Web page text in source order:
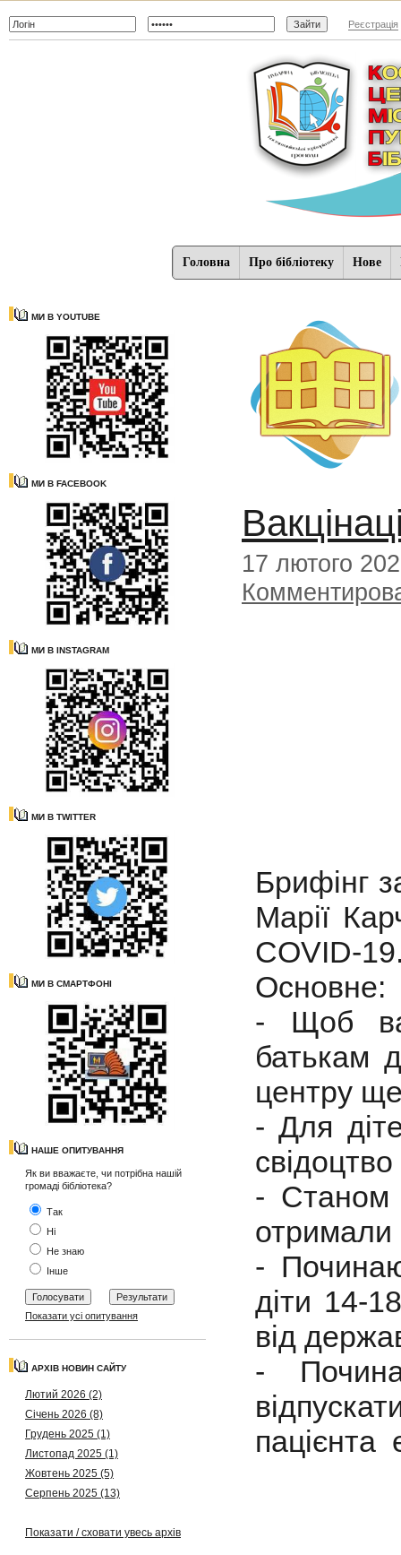
Реєстрація
Головна Про бібліотеку Нове
МИ В YOUTUBE
МИ В FACEBOOK
МИ В INSTAGRAM
МИ В TWITTER
МИ В СМАРТФОНІ
НАШЕ ОПИТУВАННЯ
Як ви вважаєте, чи потрібна нашій
громаді бібліотека?
Так
Ні
Не знаю
Інше
Показати усі опитування
АРХІВ НОВИН САЙТУ
Лютий 2026 (2)
Січень 2026 (8)
Грудень 2025 (1)
Листопад 2025 (1)
Жовтень 2025 (5)
Серпень 2025 (13)
Показати / сховати увесь архів
17 лютого
Брифінг
Марії
COVID-
Основне:
- Щоб
батькам
центру
- Для
- Станом
отримали
-
діти 14-
від
-
пацієнта